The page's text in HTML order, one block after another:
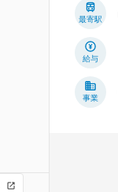
最寄駅
給与
事業